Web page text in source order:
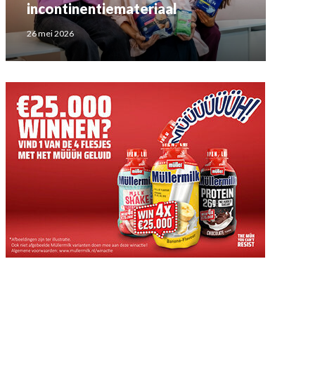
incontinentiemateriaal
26 mei 2026